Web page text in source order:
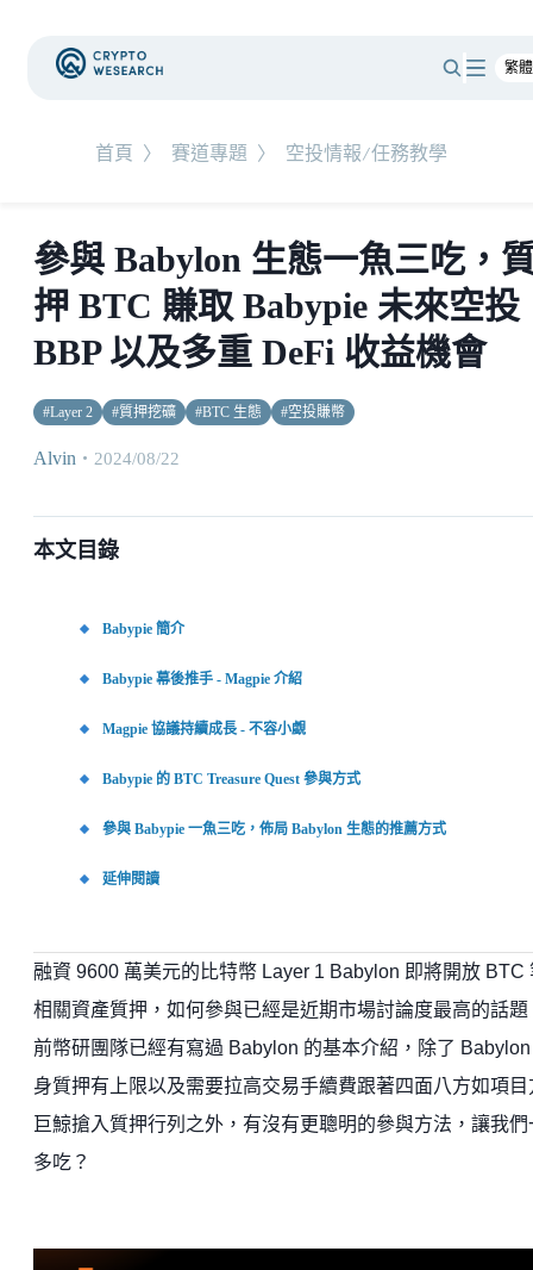
首頁 〉 賽道專題 〉 空投情報/任務教學
參與 Babylon 生態一魚三吃，
押 BTC 賺取 Babypie 未來空投
BBP 以及多重 DeFi 收益機會
#Layer 2 #質押挖礦 #BTC 生態 #空投賺幣
Alvin ・ 2024/08/22
本文目錄
Babypie 簡介
Babypie 幕後推手 - Magpie 介紹
Magpie 協議持續成長 - 不容小覷
Babypie 的 BTC Treasure Quest 參與方式
參與 Babypie 一魚三吃，佈局 Babylon 生態的推薦方式
延伸閱讀
融資 9600 萬美元的比特幣 Layer 1 Babylon 即將開放 BTC
相關資產質押，如何參與已經是近期市場討論度最高的話題
前幣研團隊已經有寫過 Babylon 的基本介紹，除了
身質押有上限以及需要拉高交易手續費跟著四面八方如項目
巨鯨搶入質押行列之外，有沒有更聰明的參與方法，讓我們
多吃？